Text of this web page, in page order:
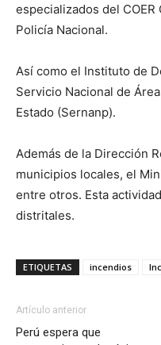
especializados del
Policía Nacional.
Así como el Instituto de
Servicio Nacional de
Estado (Sernanp).
Además de la Dirección
municipios locales, el
entre otros. Esta
distritales.
ETIQUETAS incendios
Artículo anterior
Perú espera que